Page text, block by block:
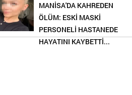
MANİSA'DA KAHREDEN
ÖLÜM: ESKİ MASKİ
PERSONELİ HASTANEDE
HAYATINI KAYBETTİ...